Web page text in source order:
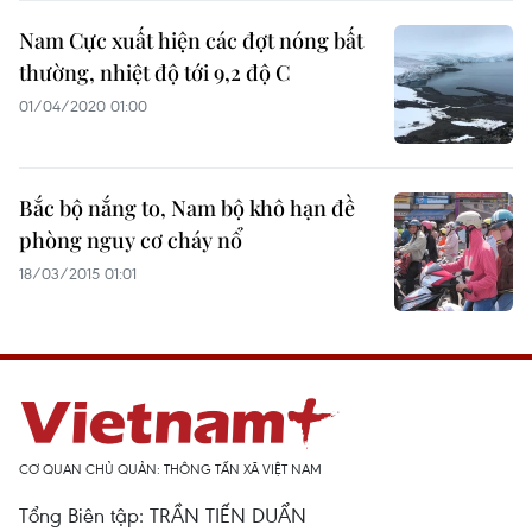
Nam Cực xuất hiện các đợt nóng bất
thường, nhiệt độ tới 9,2 độ C
01/04/2020 01:00
Bắc bộ nắng to, Nam bộ khô hạn đề
phòng nguy cơ cháy nổ
18/03/2015 01:01
CƠ QUAN CHỦ QUẢN: THÔNG TẤN XÃ VIỆT NAM
Tổng Biên tập: TRẦN TIẾN DUẨN